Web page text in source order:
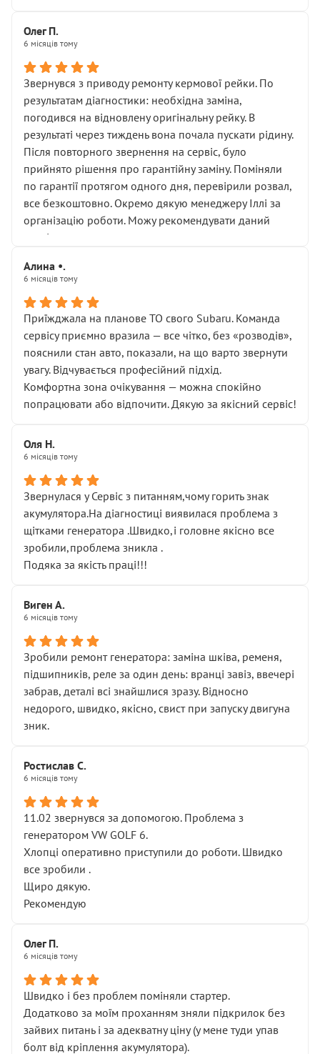
Олег П.
6 місяців тому
Звернувся з приводу ремонту кермової рейки. По
результатам діагностики: необхідна заміна,
погодився на відновлену оригінальну рейку. В
результаті через тиждень вона почала пускати рідину.
Після повторного звернення на сервіс, було
прийнято рішення про гарантійну заміну. Поміняли
по гарантії протягом одного дня, перевірили розвал,
все безкоштовно. Окремо дякую менеджеру Іллі за
організацію роботи. Можу рекомендувати даний
сервіс.
Алина •.
6 місяців тому
Приїжджала на планове ТО свого Subaru. Команда
сервісу приємно вразила — все чітко, без «розводів»,
пояснили стан авто, показали, на що варто звернути
увагу. Відчувається професійний підхід.
Комфортна зона очікування — можна спокійно
попрацювати або відпочити. Дякую за якісний сервіс!
Оля Н.
6 місяців тому
Звернулася у Сервіс з питанням,чому горить знак
акумулятора.На діагностиці виявилася проблема з
щітками генератора .Швидко,і головне якісно все
зробили,проблема зникла .
Подяка за якість праці!!!
Виген А.
6 місяців тому
Зробили ремонт генератора: заміна шківа, ременя,
підшипників, реле за один день: вранці завіз, ввечері
забрав, деталі всі знайшлися зразу. Відносно
недорого, швидко, якісно, свист при запуску двигуна
зник.
Ростислав С.
6 місяців тому
11.02 звернувся за допомогою. Проблема з
генератором VW GOLF 6.
Хлопці оперативно приступили до роботи. Швидко
все зробили .
Щиро дякую.
Рекомендую
Олег П.
6 місяців тому
Швидко і без проблем поміняли стартер.
Додатково за моїм проханням зняли підкрилок без
зайвих питань і за адекватну ціну (у мене туди упав
болт від кріплення акумулятора).